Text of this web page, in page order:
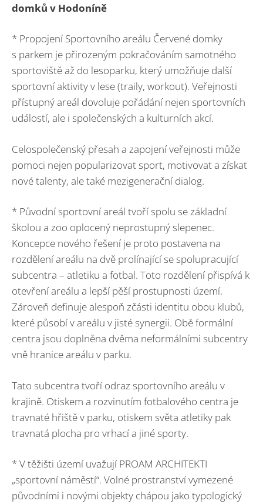
domků v Hodoníně
* Propojení Sportovního areálu Červené domky
s parkem je přirozeným pokračováním samotného
sportoviště až do lesoparku, který umožňuje další
sportovní aktivity v lese (traily, workout). Veřejnosti
přístupný areál dovoluje pořádání nejen sportovních
událostí, ale i společenských a kulturních akcí.
Celospolečenský přesah a zapojení veřejnosti může
pomoci nejen popularizovat sport, motivovat a získat
nové talenty, ale také mezigenerační dialog.
* Původní sportovní areál tvoří spolu se základní
školou a zoo oplocený neprostupný slepenec.
Koncepce nového řešení je proto postavena na
rozdělení areálu na dvě prolínající se spolupracující
subcentra – atletiku a fotbal. Toto rozdělení přispívá k
otevření areálu a lepší pěší prostupnosti území.
Zároveň definuje alespoň zčásti identitu obou klubů,
které působí v areálu v jisté synergii. Obě formální
centra jsou doplněna dvěma neformálními subcentry
vně hranice areálu v parku.
Tato subcentra tvoří odraz sportovního areálu v
krajině. Otiskem a rozvinutím fotbalového centra je
travnaté hřiště v parku, otiskem světa atletiky pak
travnatá plocha pro vrhací a jiné sporty.
* V těžišti území uvažují PROAM ARCHITEKTI
„sportovní náměstí“. Volné prostranství vymezené
původními i novými objekty chápou jako typologický